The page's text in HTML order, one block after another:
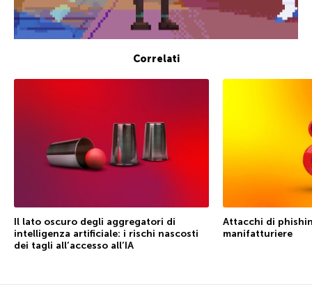
Correlati
Il lato oscuro degli aggregatori di
intelligenza artificiale: i rischi nascosti
dei tagli all’accesso all’IA
Attacchi di
manifatturiere